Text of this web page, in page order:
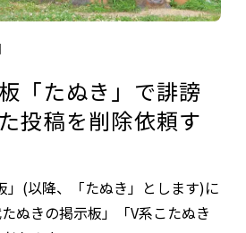
「たぬき」で誹謗
投稿を削除依頼す
」(以降、「たぬき」とします)に
ぬきの掲示板」「V系こたぬき